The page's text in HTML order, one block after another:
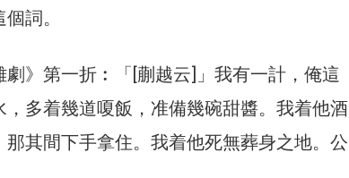
詞。
》第一折︰「[蒯越云]」我有一計，俺這
多着幾道嗄飯，准備幾碗甜醬。我着他酒
其間下手拿住。我着他死無葬身之地。公